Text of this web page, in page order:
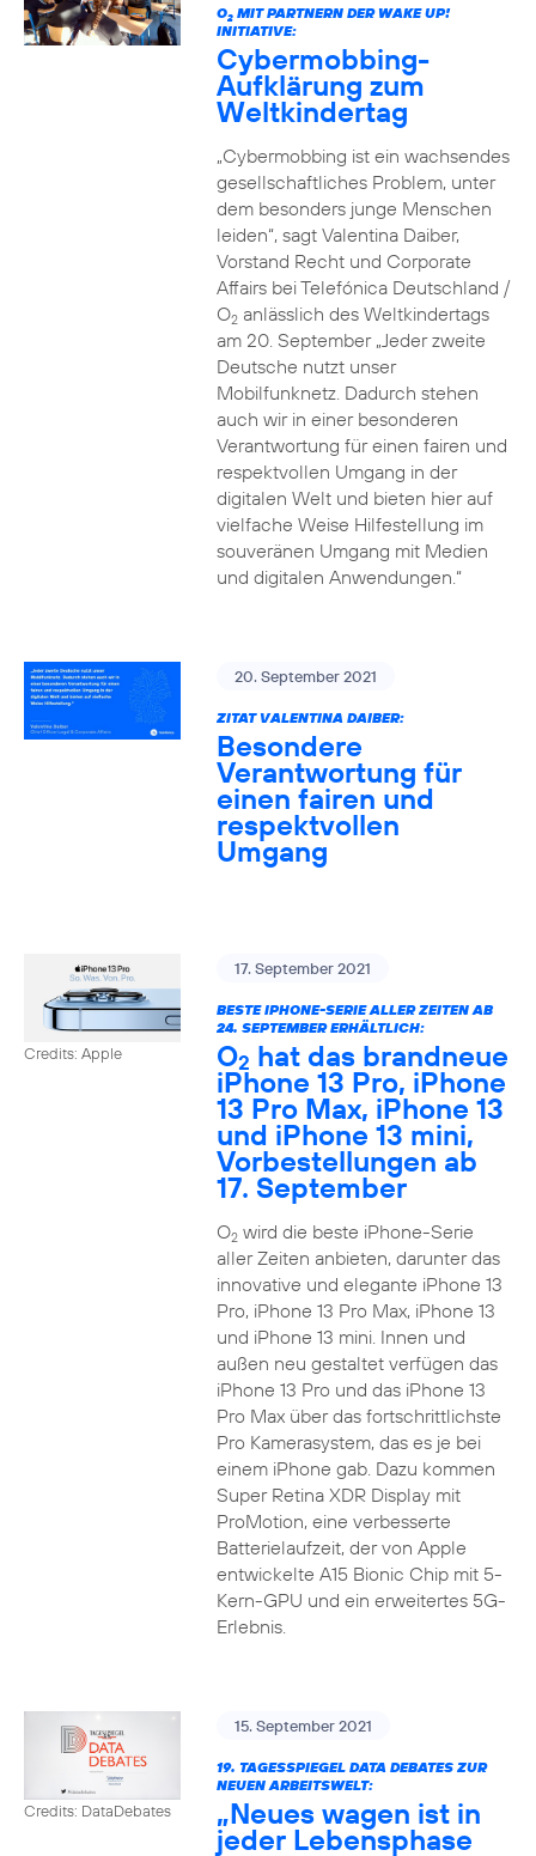
O2MIT PARTNERN DER WAKE UP!
INITIATIVE:
Cybermobbing-
Aufklärung zum
Weltkindertag
„Cybermobbing ist ein wachsendes
gesellschaftliches Problem, unter
dem besonders junge Menschen
leiden“, sagt Valentina Daiber,
Vorstand Recht und Corporate
Affairs bei Telefónica Deutschland /
O2anlässlich des Weltkindertags
am 20. September „Jeder zweite
Deutsche nutzt unser
Mobilfunknetz. Dadurch stehen
auch wir in einer besonderen
Verantwortung für einen fairen und
respektvollen Umgang in der
digitalen Welt und bieten hier auf
vielfache Weise Hilfestellung im
souveränen Umgang mit Medien
und digitalen Anwendungen.“
20. September 2021
ZITAT VALENTINA DAIBER:
Besondere
Verantwortung für
einen fairen und
respektvollen
Umgang
Credits: Apple
17. September 2021
BESTE IPHONE-SERIE ALLER ZEITEN AB
24. SEPTEMBER ERHÄLTLICH:
O2 hat das brandneue
iPhone 13 Pro, iPhone
13 Pro Max, iPhone 13
und iPhone 13 mini,
Vorbestellungen ab
17. September
O2wird die beste iPhone-Serie
aller Zeiten anbieten, darunter das
innovative und elegante iPhone 13
Pro, iPhone 13 Pro Max, iPhone 13
und iPhone 13 mini. Innen und
außen neu gestaltet verfügen das
iPhone 13 Pro und das iPhone 13
Pro Max über das fortschrittlichste
Pro Kamerasystem, das es je bei
einem iPhone gab. Dazu kommen
Super Retina XDR Display mit
ProMotion, eine verbesserte
Batterielaufzeit, der von Apple
entwickelte A15 Bionic Chip mit 5-
Kern-GPU und ein erweitertes 5G-
Erlebnis.
Credits: DataDebates
15. September 2021
19. TAGESSPIEGEL DATA DEBATES ZUR
NEUEN ARBEITSWELT:
„Neues wagen ist in
jeder Lebensphase